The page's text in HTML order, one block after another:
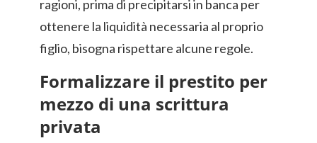
ragioni, prima di precipitarsi in banca per
ottenere la liquidità necessaria al proprio
figlio, bisogna rispettare alcune regole.
Formalizzare il prestito per
mezzo di una scrittura
privata